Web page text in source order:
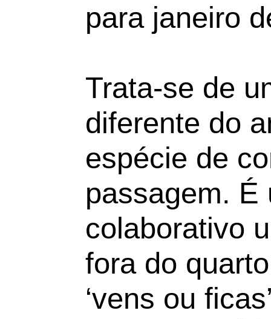
para janeiro
Trata-se de
diferente do
espécie de
passagem. É
colaborativo
fora do
‘vens ou